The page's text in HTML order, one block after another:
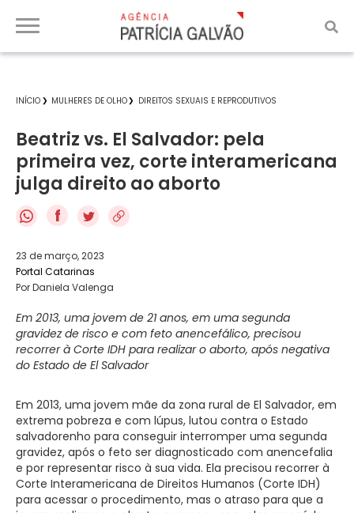
INÍCIO MULHERES DE OLHO DIREITOS SEXUAIS E REPRODUTIVOS
Beatriz vs. El Salvador: pela
primeira vez, corte interamericana
julga direito ao aborto
f
23 de março, 2023
Portal Catarinas
Por Daniela Valenga
Em 2013, uma jovem de 21 anos, em uma segunda
gravidez de risco e com feto anencefálico, precisou
recorrer à Corte IDH para realizar o aborto, após negativa
do Estado de El Salvador
Em 2013, uma jovem mãe da zona rural de El Salvador, em
extrema pobreza e com lúpus, lutou contra o Estado
salvadorenho para conseguir interromper uma segunda
gravidez, após o feto ser diagnosticado com anencefalia
e por representar risco à sua vida. Ela precisou recorrer à
Corte Interamericana de Direitos Humanos (Corte IDH)
para acessar o procedimento, mas o atraso para que a